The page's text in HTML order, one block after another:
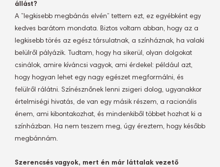
állást?
A ”legkisebb megbánás elvén” tettem ezt, ez egyébként egy
kedves barátom mondata. Biztos voltam abban, hogy az a
legkisebb törés az egész társulatnak, a színháznak, ha valaki
belülről pályázik. Tudtam, hogy ha sikerül, olyan dolgokat
csinálok, amire kíváncsi vagyok, ami érdekel: például azt,
hogy hogyan lehet egy nagy egészet megformálni, és
felülről rálátni. Színésznőnek lenni zsigeri dolog, ugyanakkor
értelmiségi hivatás, de van egy másik részem, a racionális
énem, ami kibontakozhat, és mindenkiből többet hozhat ki a
színházban. Ha nem teszem meg, úgy éreztem, hogy később
megbánnám.
Szerencsés vagyok, mert én már láttalak vezető